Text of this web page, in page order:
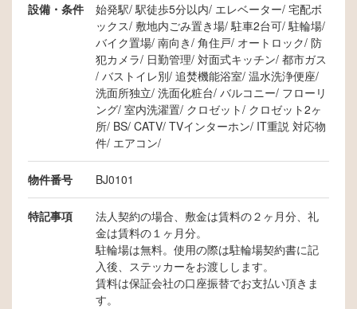
設備・条件 始発駅 駅徒歩5分以内 エレベーター 宅配ボ
ックス 敷地内ごみ置き場 駐車2台可 駐輪場
バイク置場 南向き 角住戸 オートロック 防
犯カメラ 日勤管理 対面式キッチン 都市ガス
バストイレ別 追焚機能浴室 温水洗浄便座
洗面所独立 洗面化粧台 バルコニー フローリ
ング 室内洗濯置 クロゼット クロゼット2ヶ
所 BS CATV TVインターホン IT重説 対応物
件 エアコン
物件番号 BJ0101
特記事項
法人契約の場合、敷金は賃料の２ヶ月分、礼
金は賃料の１ヶ月分。
駐輪場は無料。使用の際は駐輪場契約書に記
入後、ステッカーをお渡しします。
賃料は保証会社の口座振替でお支払い頂きま
す。